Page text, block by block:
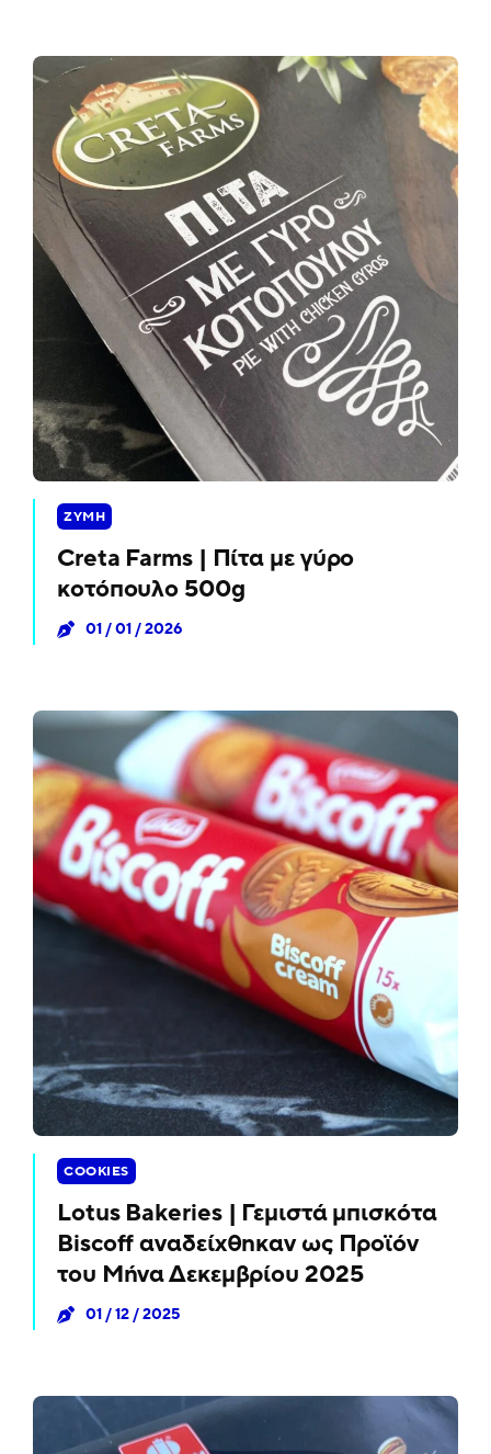
ΖΎΜΗ
Creta Farms | Πίτα με γύρο
κοτόπουλο 500g
01 / 01 / 2026
COOKIES
Lotus Bakeries | Γεμιστά μπισκότα
Biscoff αναδείχθηκαν ως Προϊόν
του Μήνα Δεκεμβρίου 2025
01 / 12 / 2025